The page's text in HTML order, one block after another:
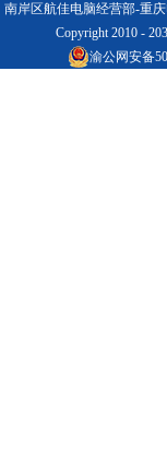
南岸区航佳电脑经营部-重庆
Copyright 2010 -
渝公网安备